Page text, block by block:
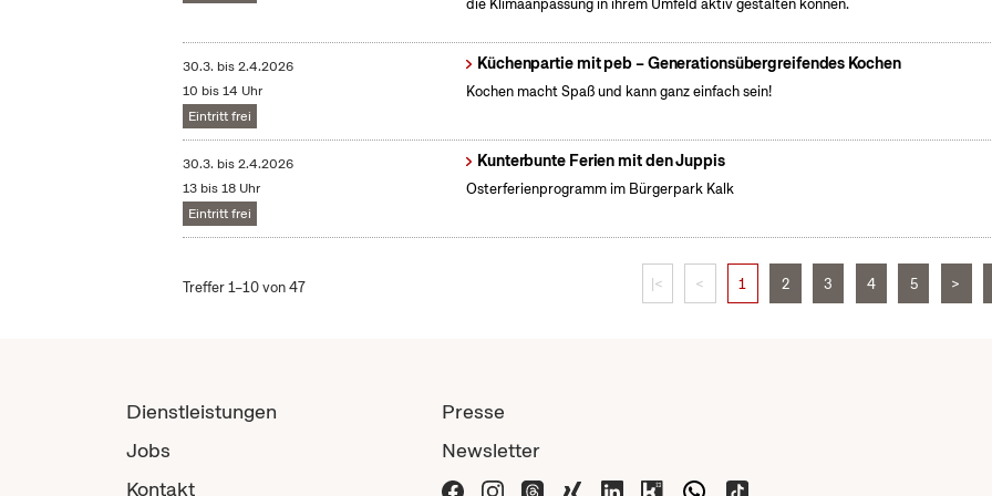
die Klimaanpassung in ihrem Umfeld aktiv gestalten können.
30.3. bis2.4.2026
10 bis 14 Uhr
Eintritt frei
Küchenpartie mit peb – Generationsübergreifendes Kochen
Kochen macht Spaß und kann ganz einfach sein!
30.3. bis2.4.2026
13 bis 18 Uhr
Eintritt frei
Kunterbunte Ferien mit den Juppis
Osterferienprogramm im Bürgerpark Kalk
Treffer 1–10 von 47 |< < 1 2 3 4 5 >
Dienstleistungen
Jobs
Kontakt
Presse
Newsletter